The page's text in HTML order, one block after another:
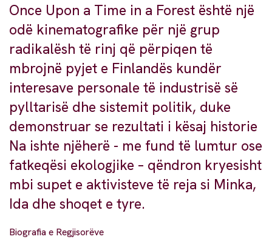
Once Upon a Time in a Forest është një
odë kinematografike për një grup
radikalësh të rinj që përpiqen të
mbrojnë pyjet e Finlandës kundër
interesave personale të industrisë së
pylltarisë dhe sistemit politik, duke
demonstruar se rezultati i kësaj historie
Na ishte njëherë - me fund të lumtur ose
fatkeqësi ekologjike – qëndron kryesisht
mbi supet e aktivisteve të reja si Minka,
Ida dhe shoqet e tyre.
Biografia e Regjisorëve